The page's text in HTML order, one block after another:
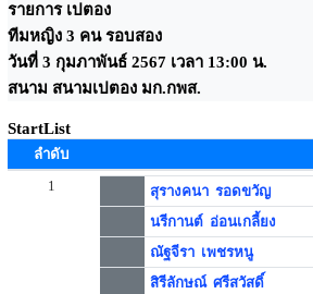
รายการ เปตอง
ทีมหญิง 3 คน รอบสอง
วันที่ 3 กุมภาพันธ์ 2567 เวลา 13:00 น.
สนาม สนามเปตอง มก.กพส.
StartList
ลำดับ
1
สุรางคนา รอดขวัญ
นรีกานต์ อ่อนเกลี้ยง
ณัฐจีรา เพชรหนู
สิรีลักษณ์ ศรีสวัสดิ์